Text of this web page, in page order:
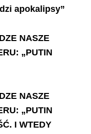
apokalipsy”
NASZE
„PUTIN
NASZE
„PUTIN
I WTEDY